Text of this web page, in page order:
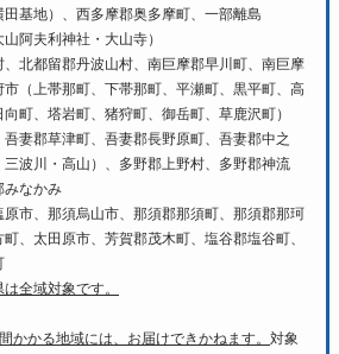
基地）、西多摩郡奥多摩町、一部離島
阿夫利神社・大山寺）
、北都留郡丹波山村、南巨摩郡早川町、南巨摩
（上帯那町、下帯那町、平瀬町、黒平町、高
町、塔岩町、猪狩町、御岳町、草鹿沢町）
吾妻郡草津町、吾妻郡長野原町、吾妻郡中之
波川・高山）、多野郡上野村、多野郡神流
みなかみ
原市、那須烏山市、那須郡那須町、那須郡那珂
、太田原市、芳賀郡茂木町、塩谷郡塩谷町、
全域対象です。
かる地域には、お届けできかねます。 対象